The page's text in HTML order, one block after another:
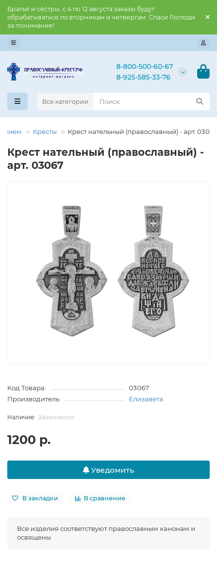
Братья и сёстры, с 4 по 12 августа заказы будут
обрабатываться по вторникам и четвергам. Спаси Господи
за понимание!
8-800-500-60-67
8-925-585-33-76
Все категории
Кресты Крест нательный (православный) - арт. 03067
Крест нательный (православный) -
арт. 03067
Код Товара:
03067
Производитель:
Елизавета
Закончился
1200 р.
Уведомить
В закладки В сравнение
Все изделия соответствуют православным канонам и
освящены